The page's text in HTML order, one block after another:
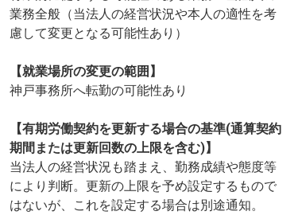
業務全般（当法人の経営状況や本人の適性を考
慮して変更となる可能性あり）
【就業場所の変更の範囲】
神戸事務所へ転勤の可能性あり
【有期労働契約を更新する場合の基準(通算契約
期間または更新回数の上限を含む)】
当法人の経営状況も踏まえ、勤務成績や態度等
により判断。更新の上限を予め設定するもので
はないが、これを設定する場合は別途通知。